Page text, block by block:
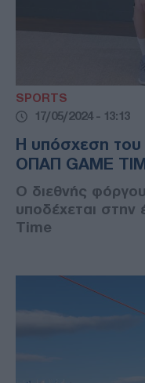
SPORTS
17/05/2024 - 13:13
Η υπόσχεση
ΟΠΑΠ GAME
Ο διεθνής
υποδέχεται
Time